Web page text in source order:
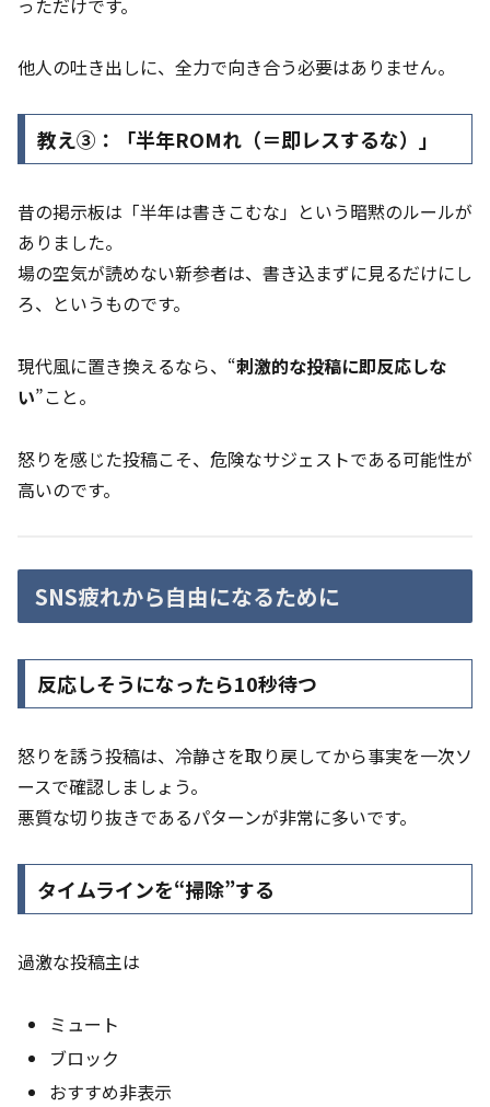
他人の吐き出しに、全力で向き合う必要はありません。
教え③：「半年ROMれ（＝即レスするな）」
昔の掲示板は「半年は書きこむな」という暗黙のルールが
ありました。
場の空気が読めない新参者は、書き込まずに見るだけにし
ろ、というものです。
現代風に置き換えるなら、“刺激的な投稿に即反応しな
い”こと。
怒りを感じた投稿こそ、危険なサジェストである可能性が
高いのです。
SNS疲れから自由になるために
反応しそうになったら10秒待つ
怒りを誘う投稿は、冷静さを取り戻してから事実を一次ソ
ースで確認しましょう。
悪質な切り抜きであるパターンが非常に多いです。
タイムラインを“掃除”する
過激な投稿主は
ミュート
ブロック
おすすめ非表示